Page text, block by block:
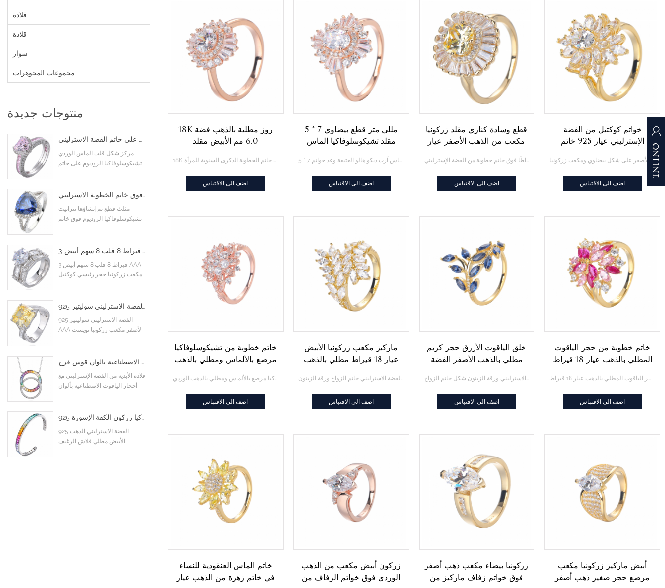
18K روز مطلية بالذهب فضة
6.0 مم الأبيض مقلد
الخطوبة الذكرى السنوية للمرأة18K روز مطلية بالذهب فضة 6.0 مم الأبيض مقلد تشيكوسلوفاكيا الماس خاتم الخطوبة الذكرى السنوية للمرأة
اضف الى الاقتباس
5 * 7 مللي متر قطع بيضاوي
مقلد تشيكوسلوفاكيا الماس
الماس آرت ديكو هالو العتيقة
وعد خواتم
5 * 7 مللي متر قطع بيضاوي مقلد تشيكوسلوفاكيا الماس الصلبة 18 كيلو روز الذهب الماس آرت ديكو هالو العتيقة وعد خواتم
اضف الى الاقتباس
قطع وسادة كناري مقلد زركونيا
مكعب من الذهب الأصفر عيار
الفضة الإسترليني
قطع وسادة كناري مقلد زركونيا مكعب من الذهب الأصفر عيار 18 قيراطًا فوق خاتم خطوبة من الفضة الإسترليني
اضف الى الاقتباس
خواتم كوكتيل من الفضة
الإسترليني عيار 925 خاتم
شكل بيضاوي ومكعب زركونيا
خواتم كوكتيل من الفضة الإسترليني عيار 925 خاتم خطوبة من الذهب الأصفر على شكل بيضاوي ومكعب زركونيا
اضف الى الاقتباس
خاتم خطوبة من تشيكوسلوفاكيا
مرصع بالألماس ومطلي بالذهب
خاتم خطوبة من تشيكوسلوفاكيا مرصع بالألماس ومطلي بالذهب الوردي
اضف الى الاقتباس
ماركيز مكعب زركونيا الأبيض
عيار 18 قيراط مطلي بالذهب
الزواج ورقة الزيتون
ماركيز مكعب زركونيا الأبيض عيار 18 قيراط مطلي بالذهب الأصفر الفضة الاسترليني خاتم الزواج ورقة الزيتون
اضف الى الاقتباس
خلق الياقوت الأزرق حجر كريم
مطلي بالذهب الأصفر الفضة
خاتم الزواج
خلق الياقوت الأزرق حجر كريم مطلي بالذهب الأصفر الفضة الاسترليني ورقة الزيتون شكل خاتم الزواج
اضف الى الاقتباس
خاتم خطوبة من حجر الياقوت
المطلي بالذهب عيار 18 قيراط
خاتم خطوبة من حجر الياقوت المطلي بالذهب عيار 18 قيراط
اضف الى الاقتباس
خاتم الماس العنقودية للنساء
في خاتم زهرة من الذهب عيار
زركون أبيض مكعب من الذهب
الوردي فوق خواتم الزفاف من
زركونيا بيضاء مكعب ذهب أصفر
فوق خواتم زفاف ماركيز من
أبيض ماركيز زركونيا مكعب
مرصع حجر صغير ذهب أصفر
قلادة
قلادة
سوار
مجموعات المجوهرات
منتوجات جديدة
شكل قلب الماس اللون الوردي مكعب زركونيا الروديوم على خاتم الفضة الاسترليني
مركز شكل قلب الماس الوردي
تشيكوسلوفاكيا الروديوم على خاتم
مثلث قطع تم إنشاؤها تنزانيت تشيكوسلوفاكيا الروديوم فوق خاتم الخطوبة الاسترليني
مثلث قطع تم إنشاؤها تنزانيت
تشيكوسلوفاكيا الروديوم فوق خاتم
3 قيراط 8 قلب 8 سهم أبيض AAA مكعب زركونيا حجر رئيسي كوكتيل خواتم خطوبة زفاف
3 قيراط 8 قلب 8 سهم أبيض AAA
مكعب زركونيا حجر رئيسي كوكتيل
925 الفضة الاسترليني سوليتير AAA الأصفر مكعب زركونيا تويست متقاطع إنفينيتي خاتم الخطوبة
925 الفضة الاسترليني سوليتير
AAA الأصفر مكعب زركونيا تويست
قلادة الأبدية من الفضة الإسترليني مع أحجار الياقوت الاصطناعية بألوان قوس قزح
قلادة الأبدية من الفضة الإسترليني مع
أحجار الياقوت الاصطناعية بألوان
925 الفضة الاسترليني الذهب الأبيض مطلي فلاش الرغيف الفرنسي الملونة تشيكوسلوفاكيا زركون الكفة الإسورة
925 الفضة الاسترليني الذهب
الأبيض مطلي فلاش الرغيف